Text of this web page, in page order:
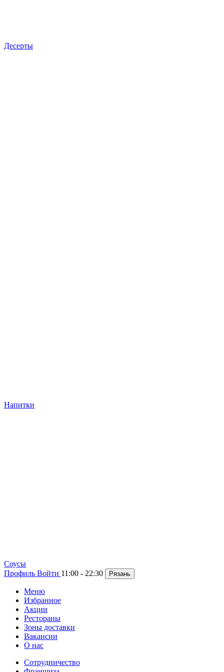
Десерты
Напитки
Cоусы
Профиль Войти 11:00 - 22:30 Рязань
Меню
Избранное
Акции
Рестораны
Зоны доставки
Вакансии
О нас
Сотрудничество